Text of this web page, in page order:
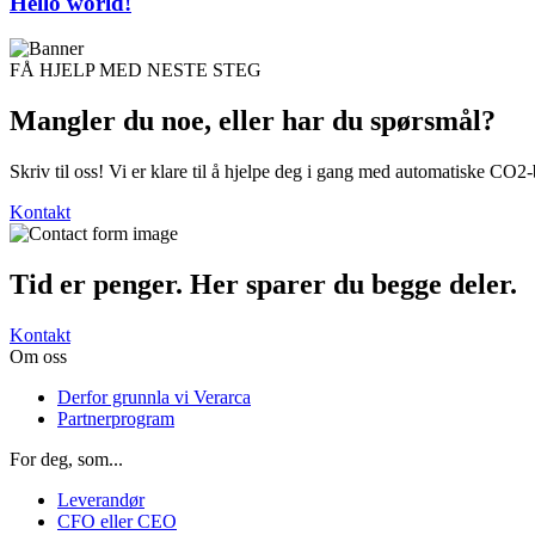
FÅ HJELP MED NESTE STEG
Mangler du noe, eller har du spørsmål?
Skriv til oss! Vi er klare til å hjelpe deg i gang med automatiske
Kontakt
Tid er penger. Her sparer du begge deler.
Kontakt
Om oss
Derfor grunnla vi Verarca
Partnerprogram
For deg, som...
Leverandør
CFO eller CEO